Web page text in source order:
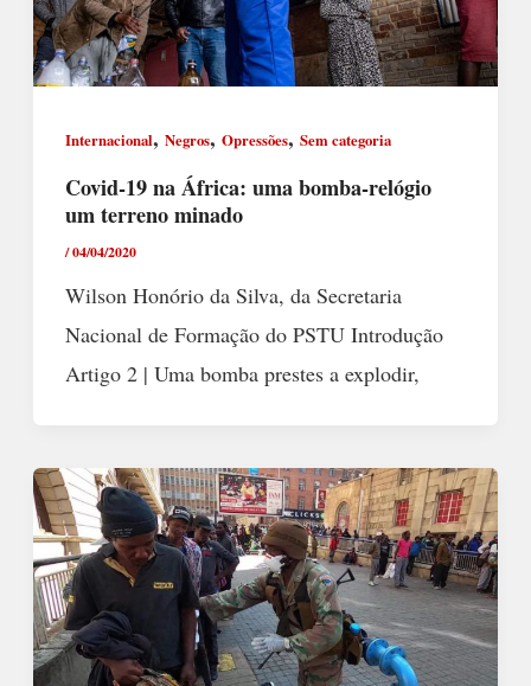
Internacional, Negros, Opressões, Sem categoria
Covid-19 na África: uma bomba-relógio
um terreno minado
/04/04/2020
Wilson Honório da Silva, da Secretaria
Nacional de Formação do PSTU Introdução
Artigo 2 | Uma bomba prestes a explodir,